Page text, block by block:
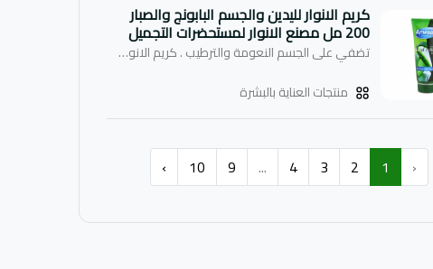
كريم الانوار لليدين والجسم البابونج والصبار
200 مل مصنع الانوار لمستحضرات التجميل
تضفي على الجسم النعومة والترطيب . كريم الانوار بالبابونج والصبار ، كريم الترطيب المكثف بفعالية عالية ، سريع الامتصاص ، ويعطيك شعوراً بالحيوية ، يضفي على بشرتك نعومة رائعة .
منتجات العناية بالبشرة
‹
1
2
3
4
...
9
10
›